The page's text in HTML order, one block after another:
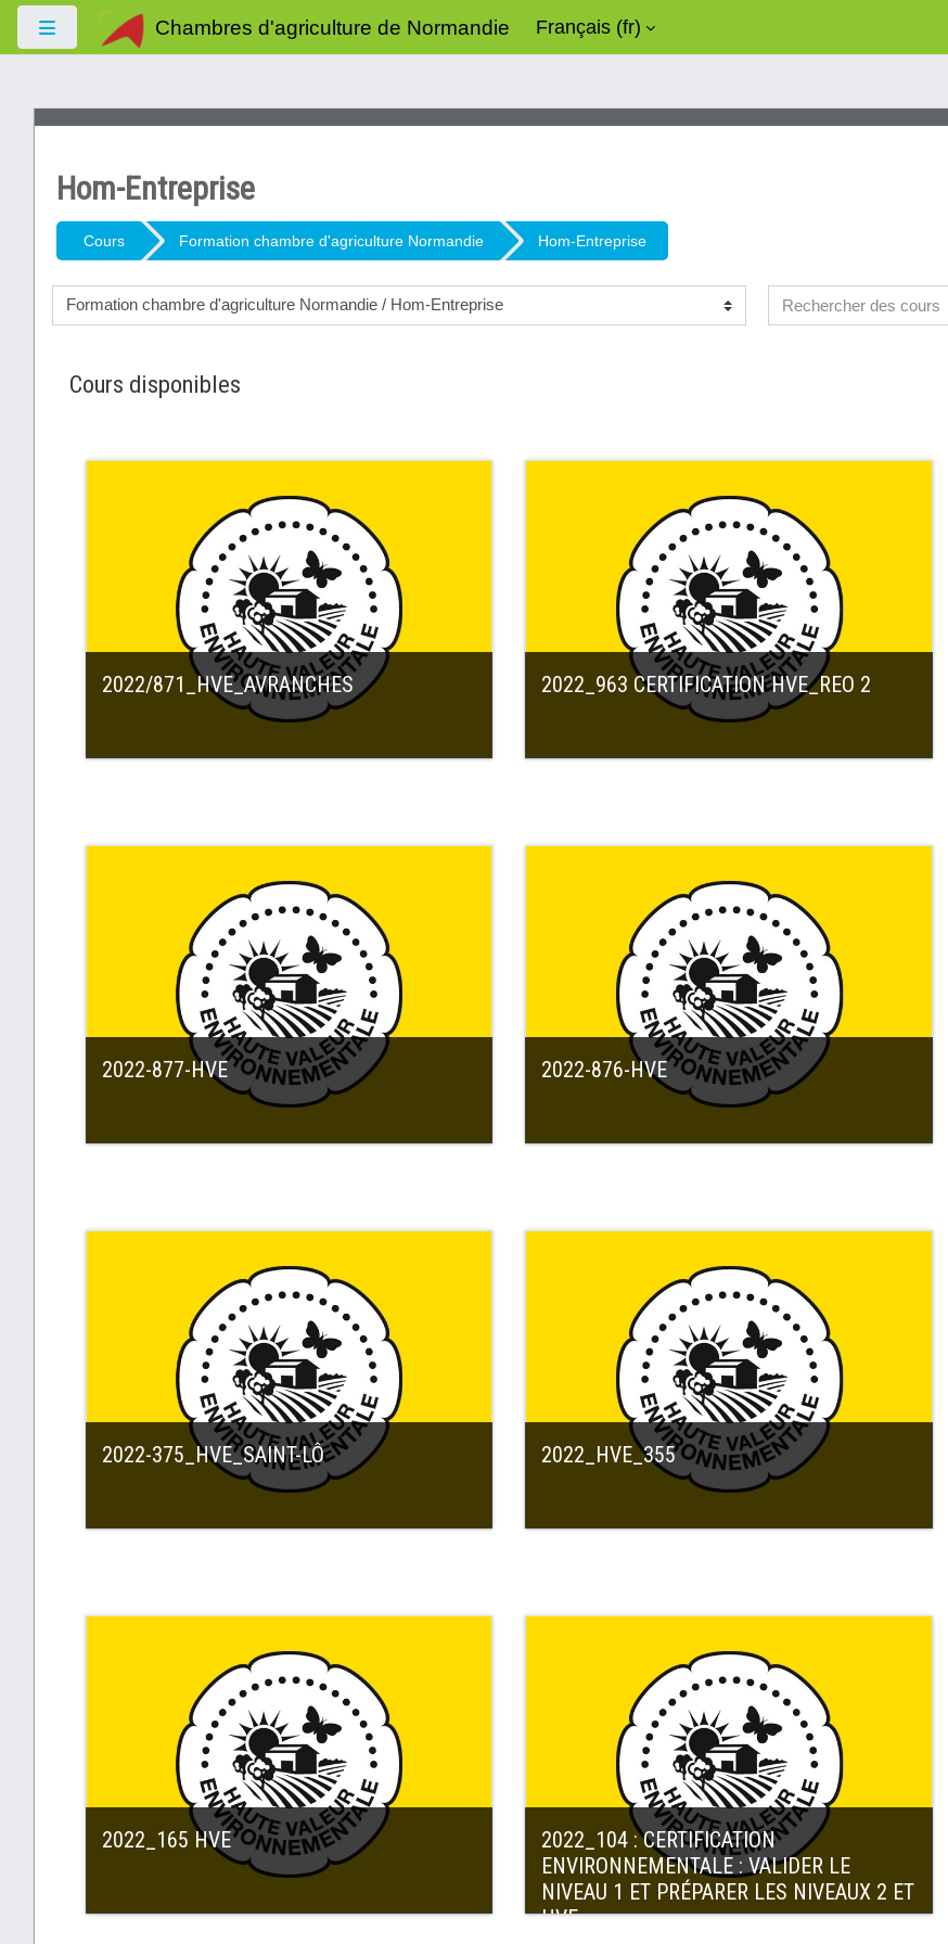
Passer au contenu principal
Panneau latéral Chambres d'agriculture de Normandie Français ‎(fr)‎
Hom-Entreprise
Cours Formation chambre d'agriculture Normandie Hom-Entreprise
Catégories de cours
Rechercher des cours
Cours disponibles
2022/871_HVE_AVRANCHES 2022_963 CERTIFICATION HVE_REO 2
2022-877-HVE 2022-876-HVE
2022-375_HVE_SAINT-LÔ 2022_HVE_355
2022_165 HVE
2022_104 : CERTIFICATION
ENVIRONNEMENTALE : VALIDER LE
NIVEAU 1 ET PRÉPARER LES NIVEAUX 2 ET
HVE